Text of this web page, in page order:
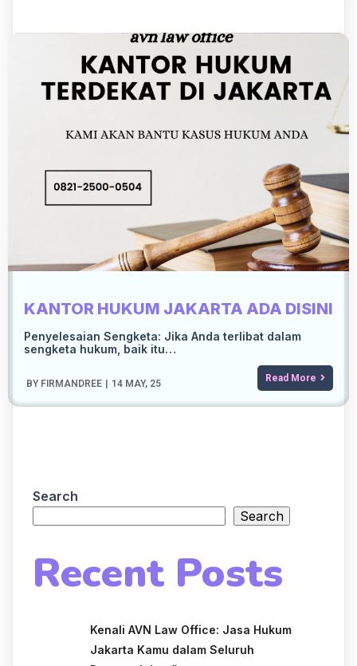
KANTOR HUKUM JAKARTA ADA DISINI
BY FIRMANDREE 14 MAY, 25
Penyelesaian Sengketa: Jika Anda terlibat dalam
sengketa hukum, baik itu…
Read More
Search
Search
Recent Posts
Kenali AVN Law Office: Jasa Hukum
Jakarta Kamu dalam Seluruh